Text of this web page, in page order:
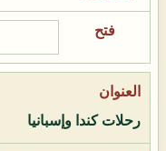
رحلات كندا وإسبانيا